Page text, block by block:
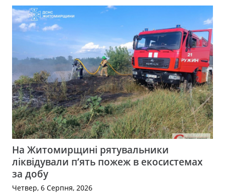
На Житомирщині рятувальники
ліквідували п’ять пожеж в екосистемах
за добу
Четвер, 6 Серпня, 2026